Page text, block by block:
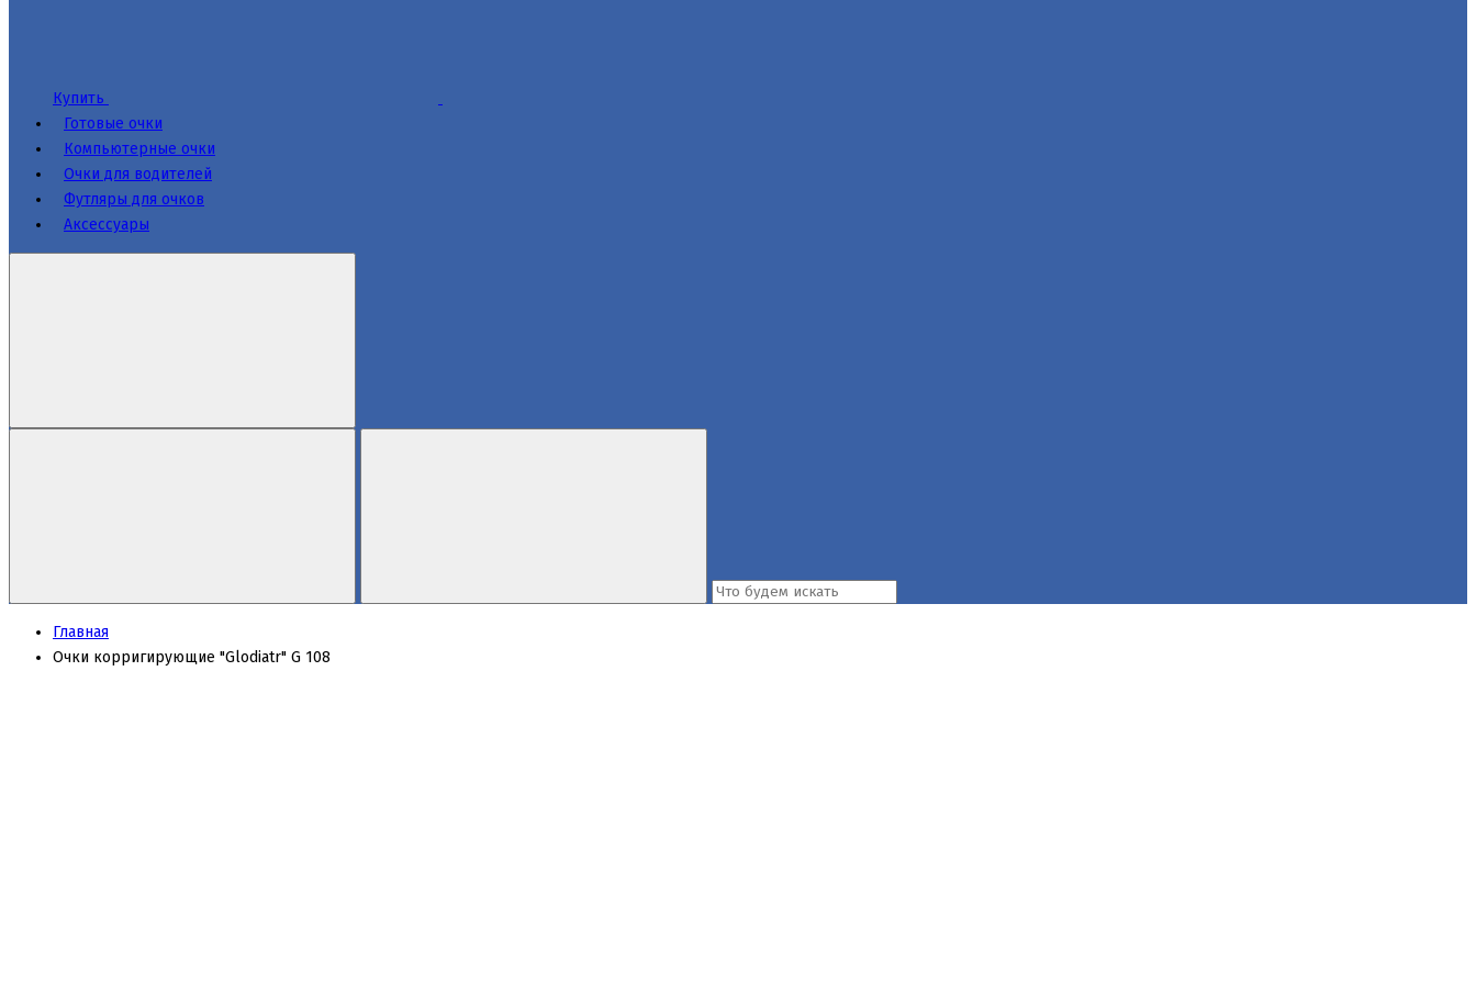
Купить
Готовые очки
Компьютерные очки
Очки для водителей
Футляры для очков
Аксессуары
Главная
Очки корригирующие "Glodiatr" G 108